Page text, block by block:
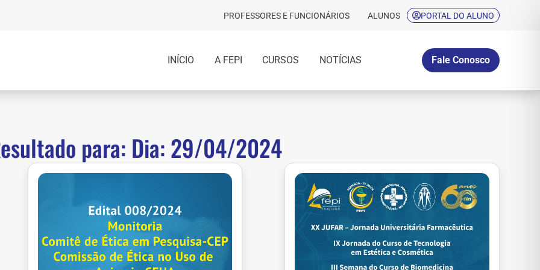
PROFESSORES E FUNCIONÁRIOS ALUNOS PORTAL DO ALUNO
INÍCIO A FEPI CURSOS NOTÍCIAS Fale Conosco
para: Dia: 29/04/2024